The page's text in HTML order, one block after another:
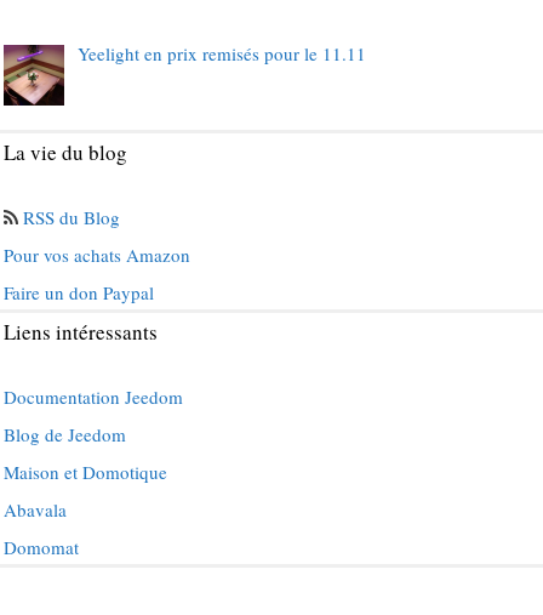
Yeelight en prix remisés pour le 11.11
La vie du blog
RSS du Blog
Pour vos achats Amazon
Faire un don Paypal
Liens intéressants
Documentation Jeedom
Blog de Jeedom
Maison et Domotique
Abavala
Domomat